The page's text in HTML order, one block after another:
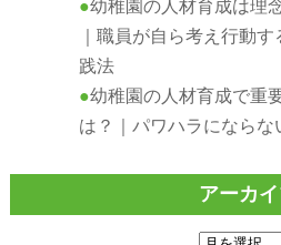
幼稚園の人材育成は理
｜職員が自ら考え行動
践法
幼稚園の人材育成で重
は？｜パワハラにならな
アーカ